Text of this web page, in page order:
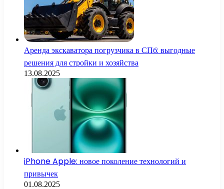
Аренда экскаватора погрузчика в СПб: выгодные
решения для стройки и хозяйства
13.08.2025
iPhone Apple: новое поколение технологий и
привычек
01.08.2025